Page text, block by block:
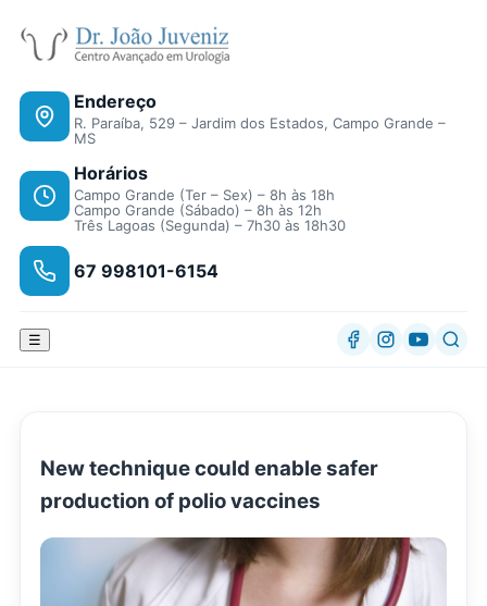
Endereço
R. Paraíba, 529 – Jardim dos Estados, Campo Grande –
MS
Horários
Campo Grande (Ter – Sex) – 8h às 18h
Campo Grande (Sábado) – 8h às 12h
Três Lagoas (Segunda) – 7h30 às 18h30
67 998101-6154
☰
New technique could enable safer
production of polio vaccines